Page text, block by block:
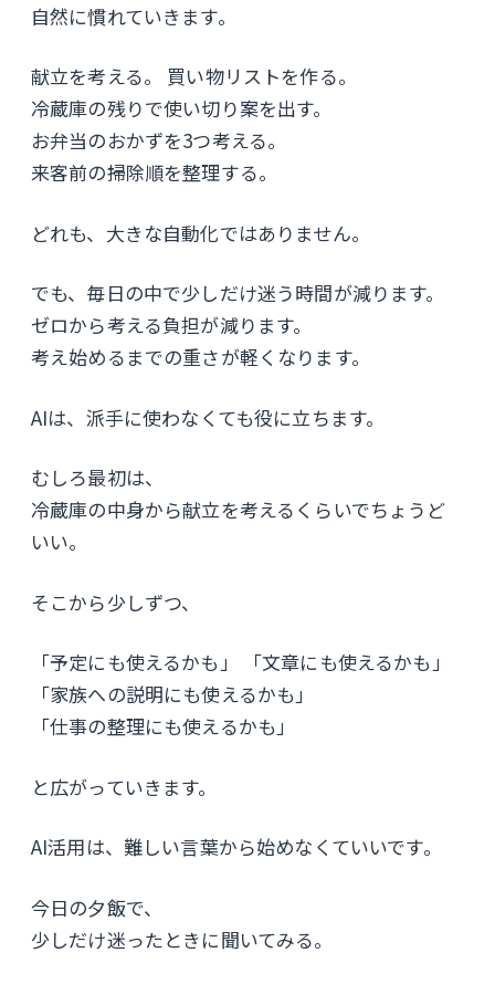
自然に慣れていきます。
献立を考える。 買い物リストを作る。
冷蔵庫の残りで使い切り案を出す。
お弁当のおかずを3つ考える。
来客前の掃除順を整理する。
どれも、大きな自動化ではありません。
でも、毎日の中で少しだけ迷う時間が減ります。
ゼロから考える負担が減ります。
考え始めるまでの重さが軽くなります。
AIは、派手に使わなくても役に立ちます。
むしろ最初は、
冷蔵庫の中身から献立を考えるくらいでちょうど
いい。
そこから少しずつ、
「予定にも使えるかも」 「文章にも使えるかも」
「家族への説明にも使えるかも」
「仕事の整理にも使えるかも」
と広がっていきます。
AI活用は、難しい言葉から始めなくていいです。
今日の夕飯で、
少しだけ迷ったときに聞いてみる。